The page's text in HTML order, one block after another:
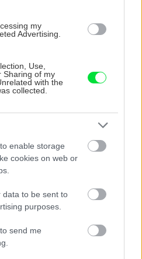
my
Advertising.
Use,
Sharing of my
with the
collected.
enable storage
cookies on web or
data to be sent to
purposes.
send me
so sedlovou
na uskladnenie
či záhradného
ochranu proti vetru
ale aj proti
Vďaka
plechu má použitý
a prakticky ho nie
práškový
obrázku
bez presahu